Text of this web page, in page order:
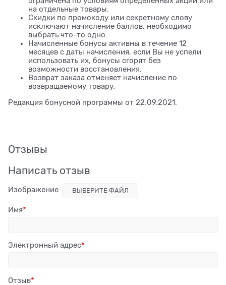
на отдельные товары.
Скидки по промокоду или секретному слову
исключают начисление баллов, необходимо
выбрать что-то одно.
Начисленные бонусы активны в течение 12
месяцев с даты начисления, если Вы не успели
использовать их, бонусы сгорят без
возможности восстановления.
Возврат заказа отменяет начисление по
возвращаемому товару.
Редакция бонусной программы от 22.09.2021.
Отзывы
Написать отзыв
Изображение ВЫБЕРИТЕ ФАЙЛ
Имя
Электронный адрес
Отзыв